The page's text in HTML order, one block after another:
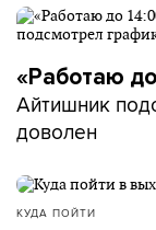
«Работаю
Айтишник
доволен
КУДА ПОЙТИ